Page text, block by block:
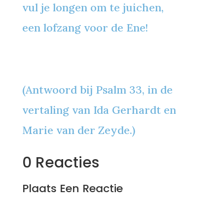
vul je longen om te juichen,
een lofzang voor de Ene!
(Antwoord bij Psalm 33, in de
vertaling van Ida Gerhardt en
Marie van der Zeyde.)
0 Reacties
Plaats Een Reactie